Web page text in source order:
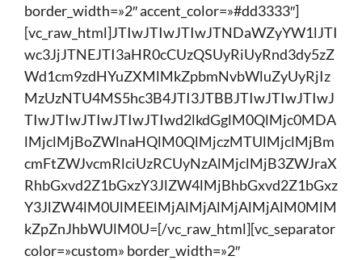
border_width=»2″ accent_color=»#dd3333″]
[vc_raw_html]JTIwJTIwJTIwJTNDaWZyYW1lJTI
wc3JjJTNEJTI3aHR0cCUzQSUyRiUyRnd3dy5zZ
Wd1cm9zdHYuZXMlMkZpbmNvbWluZyUyRjIz
MzUzNTU4MS5hc3B4JTI3JTBBJTIwJTIwJTIwJ
TIwJTIwJTIwJTIwJTIwd2lkdGglM0QlMjc0MDA
lMjclMjBoZWlnaHQlM0QlMjczMTUlMjclMjBm
cmFtZWJvcmRlciUzRCUyNzAlMjclMjB3ZWJraX
RhbGxvd2Z1bGxzY3JlZW4lMjBhbGxvd2Z1bGxz
Y3JlZW4lM0UlMEElMjAlMjAlMjAlMjAlM0MlM
kZpZnJhbWUlM0U=[/vc_raw_html][vc_separator
color=»custom» border_width=»2″